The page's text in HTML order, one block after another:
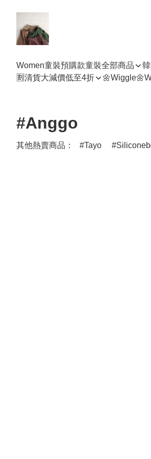
Women童裝預購款童裝全部商品
🈹清貨大減價低至4折
#Anggo
其他熱賣商品： Tayo